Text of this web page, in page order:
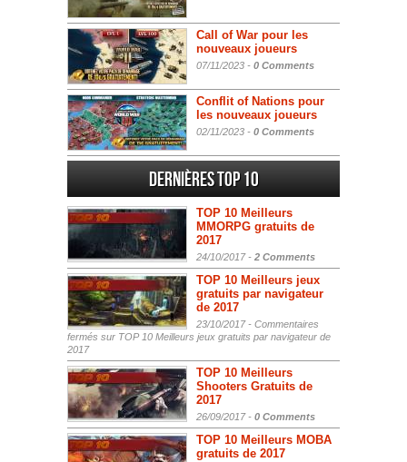
Call of War pour les
nouveaux joueurs
07/11/2023 - 0 Comments
Conflit of Nations pour
les nouveaux joueurs
02/11/2023 - 0 Comments
Dernières Top 10
TOP 10 Meilleurs
MMORPG gratuits de
2017
24/10/2017 - 2 Comments
TOP 10 Meilleurs jeux
gratuits par navigateur
de 2017
23/10/2017 - Commentaires
fermés sur TOP 10 Meilleurs jeux gratuits par navigateur de
2017
TOP 10 Meilleurs
Shooters Gratuits de
2017
26/09/2017 - 0 Comments
TOP 10 Meilleurs MOBA
gratuits de 2017